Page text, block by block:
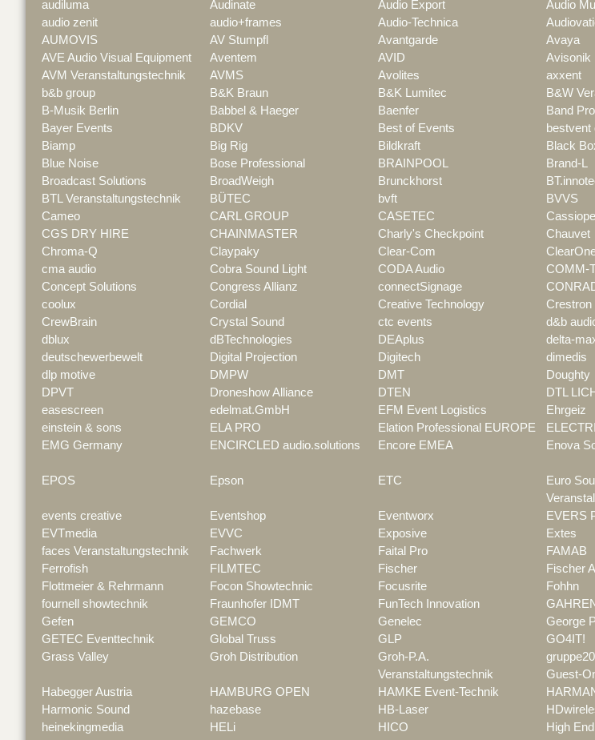
audiluma
Audinate Audio Export Audio
audio zenit
audio+frames Audio-Technica
AUMOVIS
AV Stumpfl Avantgarde Avaya
AVE Audio Visual Equipment
Aventem AVID Avisonik
AVM Veranstaltungstechnik
AVMS Avolites axxent
b&b group
B&K Braun B&K Lumitec B&W
B-Musik Berlin
Babbel & Haeger Baenfer Band
Bayer Events
BDKV Best of Events bestvent
Biamp
Big Rig Bildkraft Black
Blue Noise
Bose Professional BRAINPOOL Brand-L
Broadcast Solutions
BroadWeigh Brunckhorst
BTL Veranstaltungstechnik
BÜTEC bvft BVVS
Cameo
CARL GROUP CASETEC
CGS DRY HIRE
CHAINMASTER Charly's Checkpoint Chauvet
Chroma-Q
Claypaky Clear-Com
cma audio
Cobra Sound Light CODA Audio COMM-
Concept Solutions
Congress Allianz connectSignage
coolux
Cordial Creative Technology Crestron
CrewBrain
Crystal Sound ctc events d&b
dblux
dBTechnologies DEAplus delta-
deutschewerbewelt
Digital Projection Digitech dimedis
dlp motive
DMPW DMT Doughty
DPVT
Droneshow Alliance DTEN DTL
easescreen
edelmat.GmbH EFM Event Logistics Ehrgeiz
einstein & sons
ELA PRO Elation Professional EUROPE
EMG Germany
ENCIRCLED audio.solutions Encore EMEA Enova
EPOS
Epson ETC
Euro
events creative
Eventshop Eventworx EVERS
EVTmedia
EVVC Exposive Extes
faces Veranstaltungstechnik
Fachwerk Faital Pro FAMAB
Ferrofish
FILMTEC Fischer Fischer
Flottmeier & Rehrmann
Focon Showtechnic Focusrite Fohhn
fournell showtechnik
Fraunhofer IDMT FunTech Innovation
Gefen
GEMCO Genelec George
GETEC Eventtechnik
Global Truss GLP GO4IT!
Grass Valley
Groh Distribution
Groh-P.A.
Veranstaltungstechnik
gruppe20
Guest-
Habegger Austria
HAMBURG OPEN HAMKE Event-Technik
Harmonic Sound
hazebase HB-Laser
heinekingmedia
HELi HICO High